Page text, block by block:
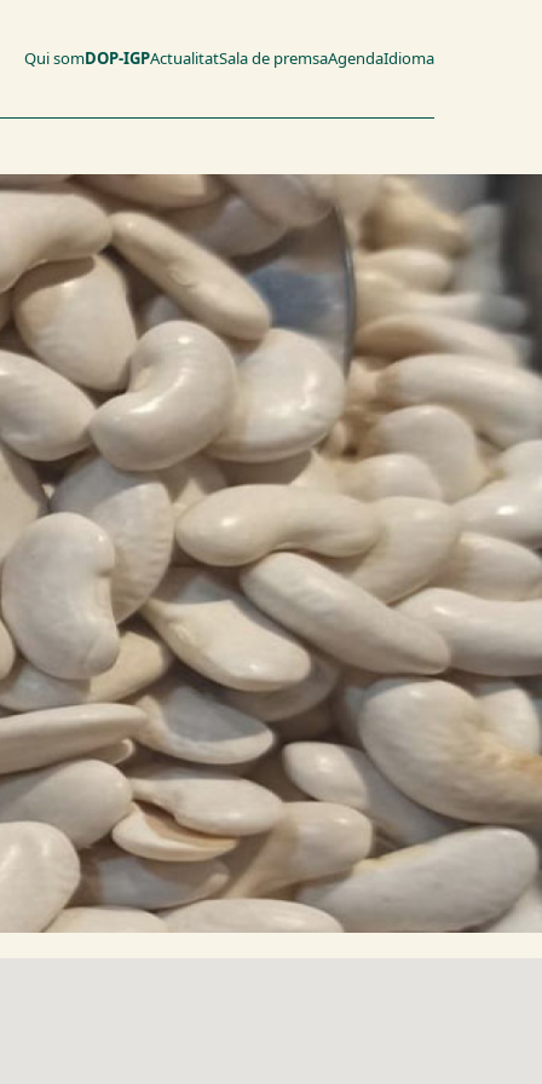
Qui somDOP-IGPActualitatSala de premsaAgendaIdioma